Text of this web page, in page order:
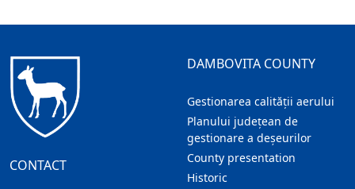
CONTACT
DAMBOVITA COUNTY
Gestionarea calității aerului
Planului județean de
gestionare a deșeurilor
County presentation
Historic